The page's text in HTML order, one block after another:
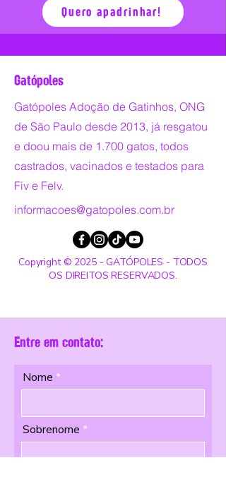
Quero apadrinhar!
Gatópoles
Gatópoles Adoção de Gatinhos, ONG
de São Paulo desde 2013, já resgatou
e doou mais de 1.700 gatos, todos
castrados, vacinados e testados para
Fiv e Felv.
informacoes@gatopoles.com.br
Copyright © 2025 - GATÓPOLES - TODOS
OS DIREITOS RESERVADOS.
Entre em contato:
Nome
Sobrenome